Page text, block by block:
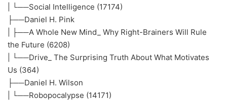
| └──Social Intelligence (17174)
├──Daniel H. Pink
| ├──A Whole New Mind_ Why Right-Brainers Will Rule
the Future (6208)
| └──Drive_ The Surprising Truth About What Motivates
Us (364)
├──Daniel H. Wilson
| └──Robopocalypse (14171)